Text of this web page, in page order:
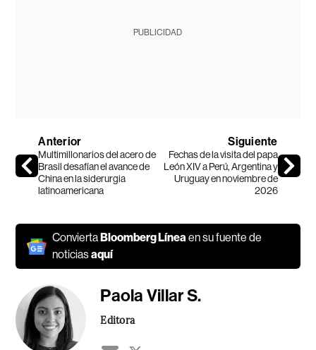
PUBLICIDAD
Anterior
Multimillonarios del acero de
Brasil desafían el avance de
China en la siderurgia
latinoamericana
Siguiente
Fechas de la visita del papa
León XIV a Perú, Argentina y
Uruguay en noviembre de
2026
ConviertaBloomberg Líneaen su fuente de
noticiasaquí
Paola Villar S.
Editora